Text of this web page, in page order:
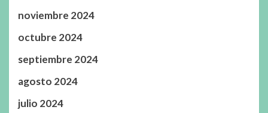
noviembre 2024
octubre 2024
septiembre 2024
agosto 2024
julio 2024